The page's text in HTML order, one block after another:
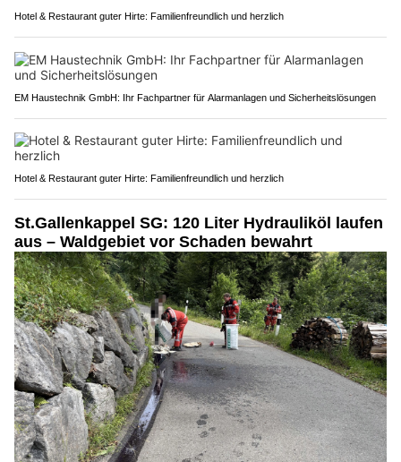
Hotel & Restaurant guter Hirte: Familienfreundlich und herzlich
EM Haustechnik GmbH: Ihr Fachpartner für Alarmanlagen und Sicherheitslösungen
Hotel & Restaurant guter Hirte: Familienfreundlich und herzlich
St.Gallenkappel SG: 120 Liter Hydrauliköl laufen
aus – Waldgebiet vor Schaden bewahrt